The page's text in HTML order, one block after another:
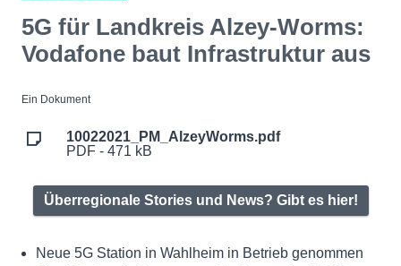
5G für Landkreis Alzey-Worms:
Vodafone baut Infrastruktur aus
Ein Dokument
10022021_PM_AlzeyWorms.pdf
PDF - 471 kB
Überregionale Stories und News? Gibt es hier!
Neue 5G Station in Wahlheim in Betrieb genommen